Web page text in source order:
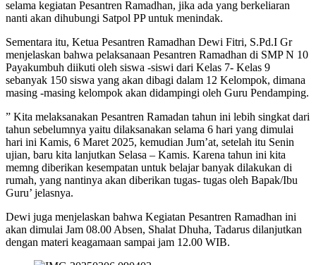
selama kegiatan Pesantren Ramadhan, jika ada yang berkeliaran
nanti akan dihubungi Satpol PP untuk menindak.
Sementara itu, Ketua Pesantren Ramadhan Dewi Fitri, S.Pd.I Gr
menjelaskan bahwa pelaksanaan Pesantren Ramadhan di SMP N 10
Payakumbuh diikuti oleh siswa -siswi dari Kelas 7- Kelas 9
sebanyak 150 siswa yang akan dibagi dalam 12 Kelompok, dimana
masing -masing kelompok akan didampingi oleh Guru Pendamping.
” Kita melaksanakan Pesantren Ramadan tahun ini lebih singkat dari
tahun sebelumnya yaitu dilaksanakan selama 6 hari yang dimulai
hari ini Kamis, 6 Maret 2025, kemudian Jum’at, setelah itu Senin
ujian, baru kita lanjutkan Selasa – Kamis. Karena tahun ini kita
memng diberikan kesempatan untuk belajar banyak dilakukan di
rumah, yang nantinya akan diberikan tugas- tugas oleh Bapak/Ibu
Guru’ jelasnya.
Dewi juga menjelaskan bahwa Kegiatan Pesantren Ramadhan ini
akan dimulai Jam 08.00 Absen, Shalat Dhuha, Tadarus dilanjutkan
dengan materi keagamaan sampai jam 12.00 WIB.